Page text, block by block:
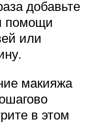
добавьте
помощи
или
макияжа
в этом